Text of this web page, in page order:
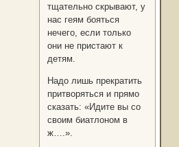
тщательно скрывают, у
нас геям бояться
нечего, если только
они не пристают к
детям.
Надо лишь прекратить
притворяться и прямо
сказать: «Идите вы со
своим биатлоном в
ж….».